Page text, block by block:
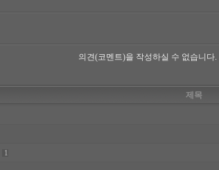
의견(코멘트)을 작성하실 수 없습니다.
제목
1